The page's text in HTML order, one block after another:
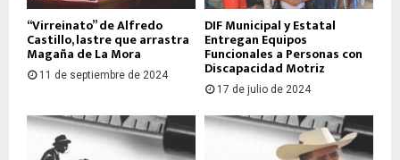
“Virreinato” de Alfredo
Castillo, lastre que arrastra
Magaña de La Mora
11 de septiembre de 2024
DIF Municipal y Estatal
Entregan Equipos
Funcionales a Personas con
Discapacidad Motriz
17 de julio de 2024